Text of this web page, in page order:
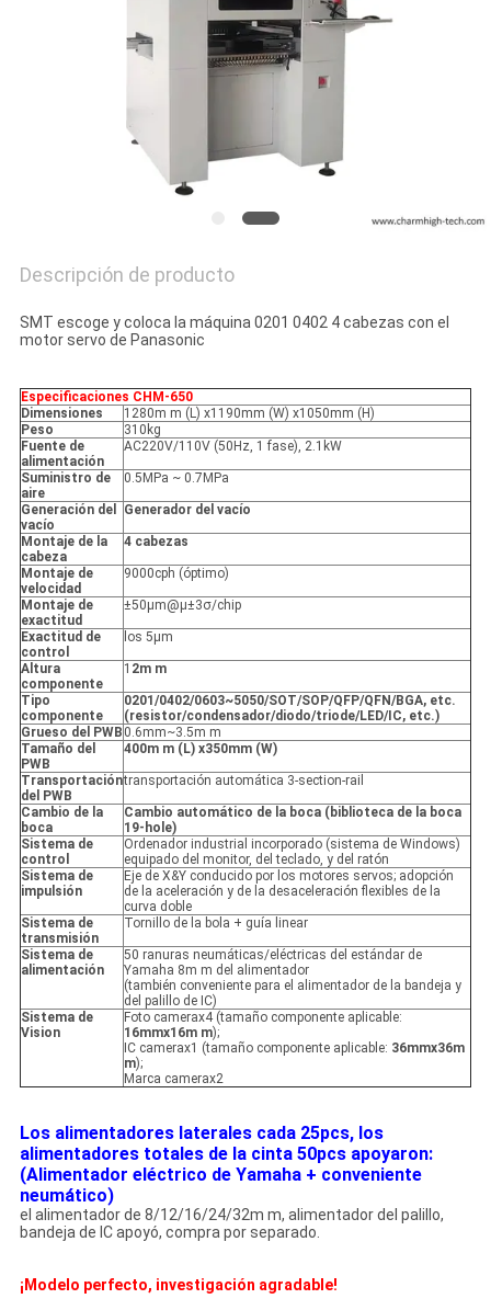
Descripción de producto
SMT escoge y coloca la máquina 0201 0402 4 cabezas con el
motor servo de Panasonic
Especificaciones CHM-650
Dimensiones
1280m m (L) x1190mm (W) x1050mm (H)
Peso
310kg
Fuente de
alimentación
AC220V/110V (50Hz, 1 fase), 2.1kW
Suministro de
aire
0.5MPa ~ 0.7MPa
Generación del
vacío
Generador del vacío
Montaje de la
cabeza
4 cabezas
Montaje de
velocidad
9000cph (óptimo)
Montaje de
exactitud
±50μm@μ±3σ/chip
Exactitud de
control
los 5μm
Altura
componente
1 2m m
Tipo
componente
0201/0402/0603~5050/SOT/SOP/QFP/QFN/BGA, etc.
(resistor/condensador/diodo/triode/LED/IC, etc.)
Grueso del PWB 0.6mm~3.5m m
Tamaño del
PWB
400m m (L) x350mm (W)
Transportación
del PWB
transportación automática 3-section-rail
Cambio de la
boca
Cambio automático de la boca (biblioteca de la boca
19-hole)
Sistema de
control
Ordenador industrial incorporado (sistema de Windows)
equipado del monitor, del teclado, y del ratón
Sistema de
impulsión
Eje de X&Y conducido por los motores servos; adopción
de la aceleración y de la desaceleración flexibles de la
curva doble
Sistema de
transmisión
Tornillo de la bola + guía linear
Sistema de
alimentación
50 ranuras neumáticas/eléctricas del estándar de
Yamaha 8m m del alimentador
(también conveniente para el alimentador de la bandeja y
del palillo de IC)
Sistema de
Vision
Foto camerax4 (tamaño componente aplicable:
16mmx16m m);
IC camerax1 (tamaño componente aplicable: 36mmx36m
m);
Marca camerax2
Los alimentadores laterales cada 25pcs, los
alimentadores totales de la cinta 50pcs apoyaron:
(Alimentador eléctrico de Yamaha + conveniente
neumático)
el alimentador de 8/12/16/24/32m m, alimentador del palillo,
bandeja de IC apoyó, compra por separado.
¡Modelo perfecto, investigación agradable!